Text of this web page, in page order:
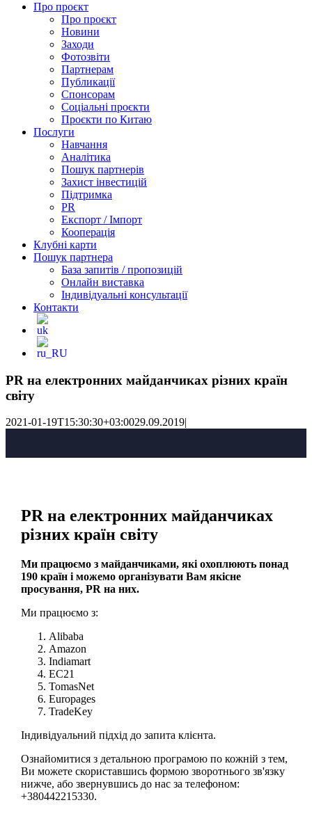
Про проєкт
Про проєкт
Новини
Заходи
Фотозвіти
Партнерам
Публикації
Спонсорам
Соціальні проєкти
Проєкти по Китаю
Послуги
Навчання
Аналітика
Пошук партнерів
Захист інвестицій
Підтримка
PR
Експорт / Імпорт
Кооперація
Клубні карти
Пошук партнера
База запитів / пропозицій
Онлайн виставка
Індивідуальні консультації
Контакти
PR на електронних майданчиках різних країн
світу
2021-01-19T15:30:30+03:0029.09.2019|
PR на електронних майданчиках
різних країн світу
Ми працюємо з майданчиками, які охоплюють понад
190 країн і можемо організувати Вам якісне
просування, PR на них.
Ми працюємо з:
Alibaba
Amazon
Indiamart
EC21
TomasNet
Europages
TradeKey
Індивідуальний підхід до запита клієнта.
Ознайомитися з детальною програмою по кожній з тем,
Ви можете скориставшись формою зворотнього зв'язку
нижче, або звернувшись до нас за телефоном:
+380442215330.